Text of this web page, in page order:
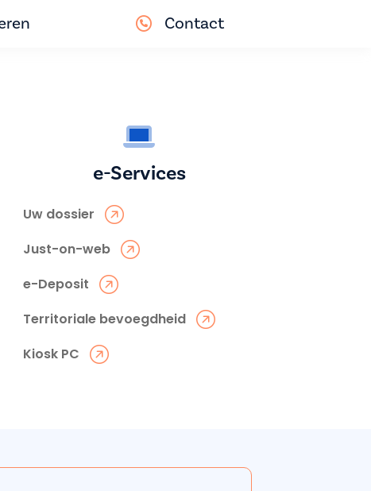
Contact
e-Services
Uw dossier
Just-on-web
e-Deposit
Territoriale bevoegdheid
Kiosk PC